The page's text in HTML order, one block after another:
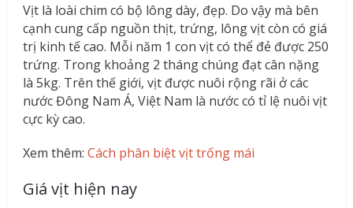
Vịt là loài chim có bộ lông dày, đẹp. Do vậy mà bên
cạnh cung cấp nguồn thịt, trứng, lông vịt còn có giá
trị kinh tế cao. Mỗi năm 1 con vịt có thể đẻ được 250
trứng. Trong khoảng 2 tháng chúng đạt cân nặng
là 5kg. Trên thế giới, vịt được nuôi rộng rãi ở các
nước Đông Nam Á, Việt Nam là nước có tỉ lệ nuôi vịt
cực kỳ cao.
Xem thêm: Cách phân biệt vịt trống mái
Giá vịt hiện nay